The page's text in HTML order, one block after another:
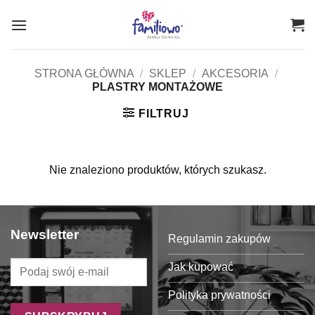
STRONA GŁÓWNA / SKLEP / AKCESORIA /
PLASTRY MONTAŻOWE
FILTRUJ
Nie znaleziono produktów, których szukasz.
Newsletter Regulamin zakupów
Jak kupować
Polityka prywatności